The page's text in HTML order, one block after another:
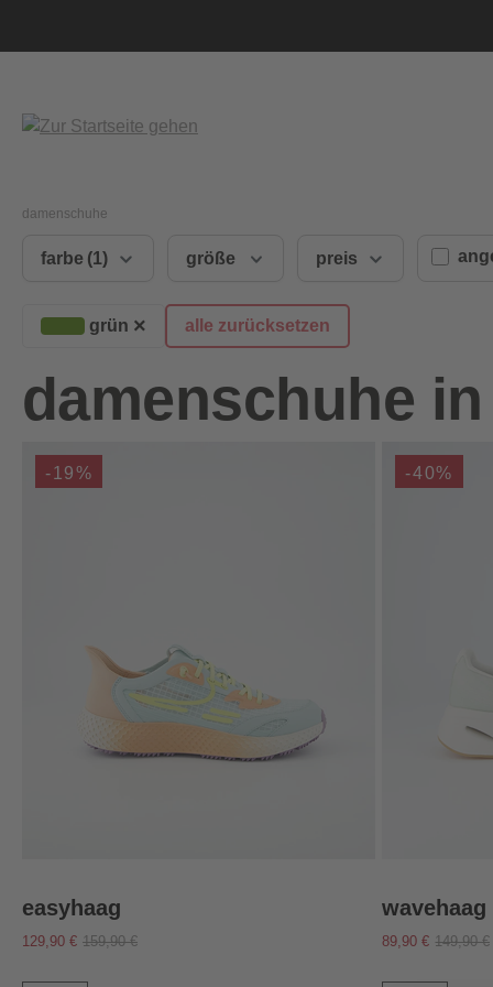
damenschuhe
farbe (1) größe preis
grün × alle zurücksetzen
damenschuhe
-19%
easyhaag
129,90 € 159,90 €
-40%
wavehaag
89,90 € 149,90 €